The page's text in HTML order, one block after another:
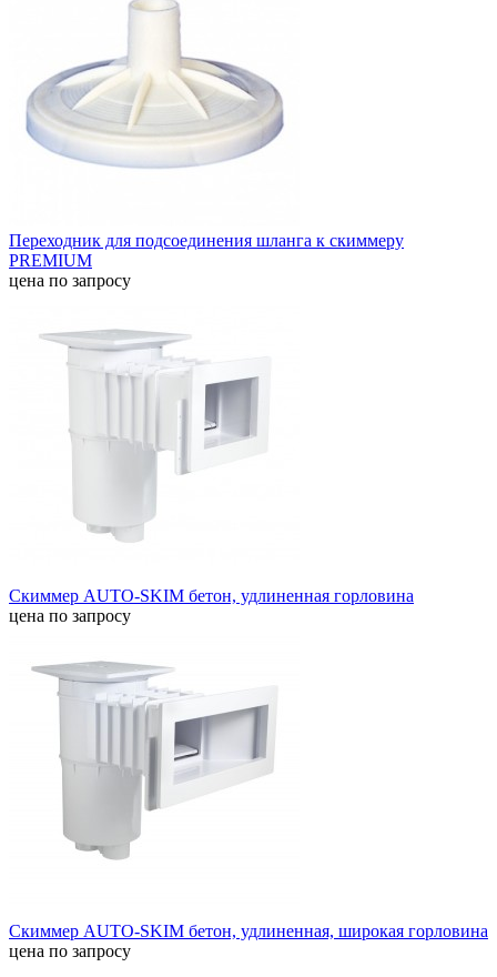
Переходник для подсоединения шланга к скиммеру
PREMIUM
цена по запросу
Скиммер AUTO-SKIM бетон, удлиненная горловина
цена по запросу
Скиммер AUTO-SKIM бетон, удлиненная, широкая горловина
цена по запросу